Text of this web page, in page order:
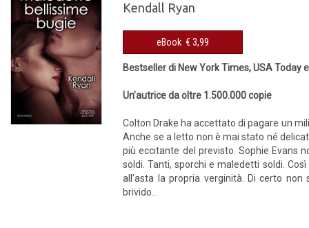
Kendall Ryan
eBook € 3,99
Bestseller di New York Times, USA Today
Un’autrice da oltre 1.500.000 copie
Colton Drake ha accettato di pagare un
Anche se a letto non è mai stato né
più eccitante del previsto. Sophie Evans
soldi. Tanti, sporchi e maledetti soldi.
all’asta la propria verginità. Di certo
brivido...